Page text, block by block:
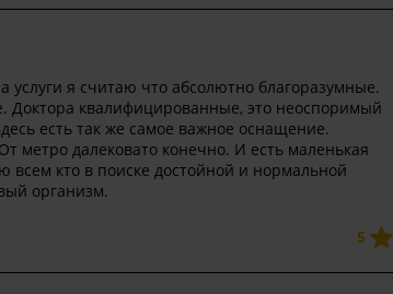
я считаю что абсолютно благоразумные.
Доктора квалифицированные, это неоспоримый
есть так же самое важное оснащение.
метро далековато конечно. И есть маленькая
кто в поиске достойной и нормальной
организм.
5